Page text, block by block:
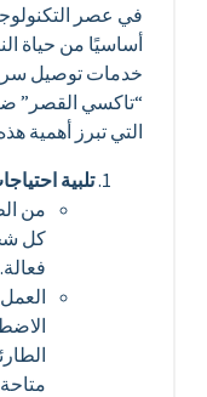
في عصر
أساسيًا من حياة
خدمات توصيل
“تاكسي القصر”
التي تبرز أهمية
تلبية
من
كل
فعالة.